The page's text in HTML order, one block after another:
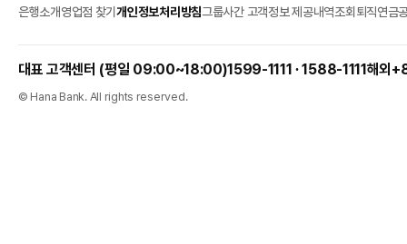
은행소개영업점 찾기개인정보처리방침그룹사간 고객정보 제공내역조회 퇴직연금
1599-1111 ∙ 1588-1111해외
© Hana Bank. All rights reserved.